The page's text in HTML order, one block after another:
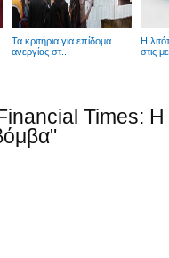
Τα κριτήρια για επίδομα
ανεργίας στ...
Η
στις
Times: